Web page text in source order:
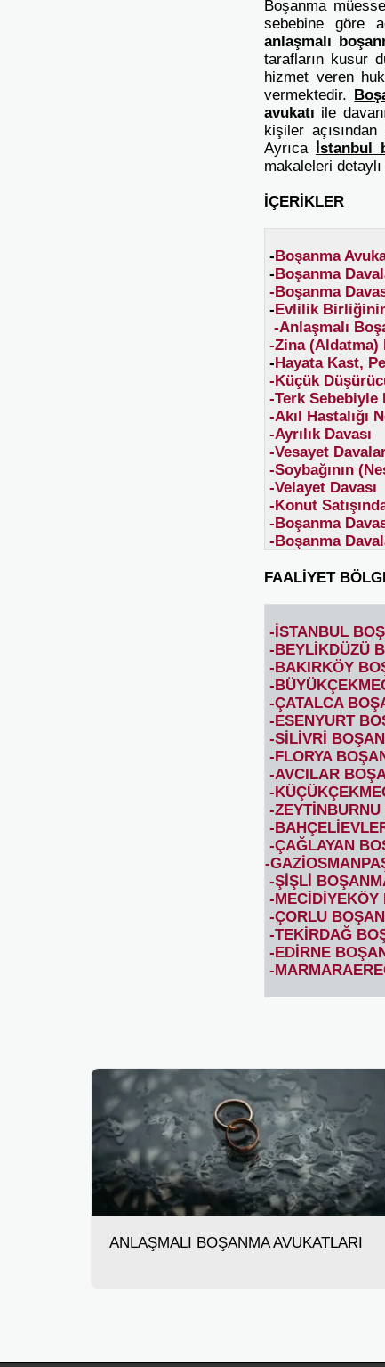
Boşanma
sebebine göre
anlaşmalı
tarafların kusur
hizmet veren
vermektedir.
avukatı ile
kişiler
Ayrıca İstanbul
makaleleri
İÇERİKLER
-Boşanma
-Boşanma
-Boşanma
-Evlilik
-Anlaşmalı
-Zina (Aldatma)
-Hayata Kast,
-Küçük
-Terk Sebebiyle
-Akıl Hastalığı
-Ayrılık Davası
-Vesayet
-Soybağının
-Velayet Davası
-Konut
-Boşanma
-Boşanma
FAALİYET
-İSTANBUL
-BEYLİKDÜZÜ
-BAKIRKÖY
-
-ÇATALCA
-ESENYURT
-SİLİVRİ
-FLORYA
-AVCILAR
-
-
-
-ÇAĞLAYAN
-
-ŞİŞLİ
-MECİDİYEKÖY
-ÇORLU
-TEKİRDAĞ
-EDİRNE
-
ANLAŞMALI BOŞANMA AVUKATLARI